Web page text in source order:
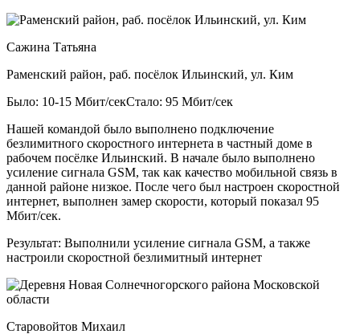
Сажина Татьяна
Раменский район, раб. посёлок Ильинский, ул. Ким
Было: 10-15 Мбит/секСтало: 95 Мбит/сек
Нашей командой было выполнено подключение
безлимитного скоростного интернета в частный доме в
рабочем посёлке Ильинский. В начале было выполнено
усиление сигнала GSM, так как качество мобильной связь в
данной районе низкое. После чего был настроен скоростной
интернет, выполнен замер скорости, который показал 95
Мбит/сек.
Результат: Выполнили усиление сигнала GSM, а также
настроили скоростной безлимитный интернет
Старовойтов Михаил